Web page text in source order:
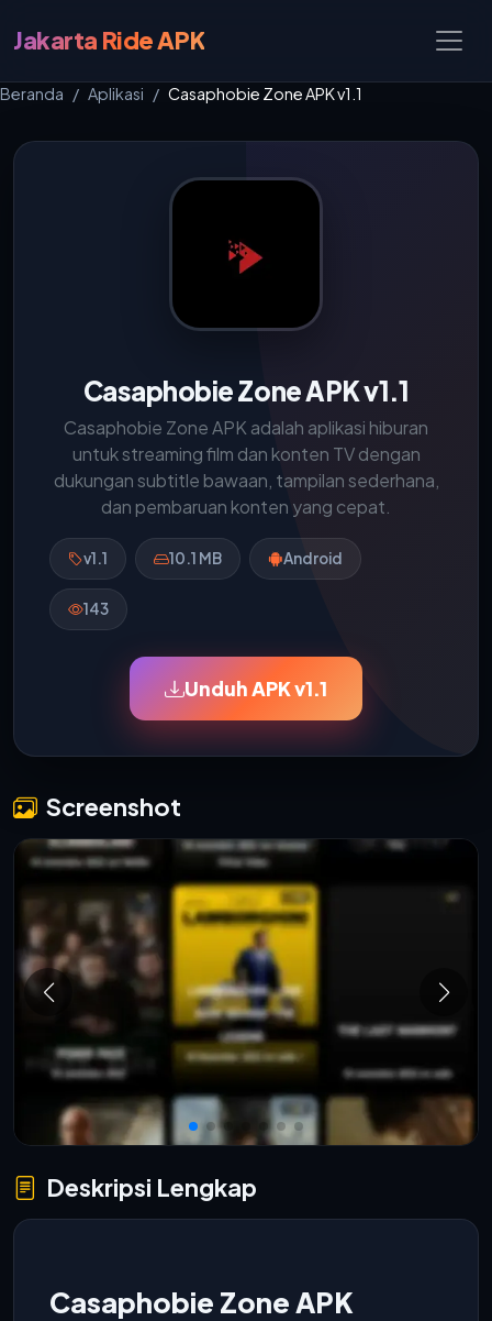
Jakarta Ride APK
Beranda Aplikasi Casaphobie Zone APK v1.1
Casaphobie Zone APK v1.1
Casaphobie Zone APK adalah aplikasi hiburan
untuk streaming film dan konten TV dengan
dukungan subtitle bawaan, tampilan sederhana,
dan pembaruan konten yang cepat.
v1.1 10.1 MB Android
143
Unduh APK v1.1
Screenshot
Deskripsi Lengkap
Casaphobie Zone APK